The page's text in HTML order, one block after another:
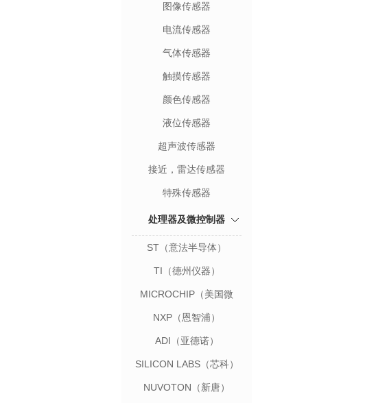
图像传感器
电流传感器
气体传感器
触摸传感器
颜色传感器
液位传感器
超声波传感器
接近，雷达传感器
特殊传感器
处理器及微控制器
ST（意法半导体）
TI（德州仪器）
MICROCHIP（美国微
NXP（恩智浦）
ADI（亚德诺）
SILICON LABS（芯科）
NUVOTON（新唐）